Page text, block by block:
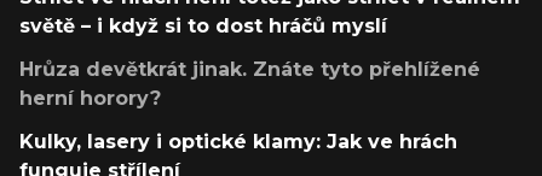
světě – i když si to dost hráčů myslí
Hrůza devětkrát jinak. Znáte tyto přehlížené
herní horory?
Kulky, lasery i optické klamy: Jak ve hrách
funguje střílení